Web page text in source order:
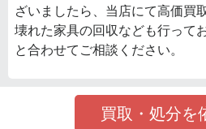
ざいましたら、当店にて高価買
壊れた家具の回収なども行って
と合わせてご相談ください。
買取・処分を